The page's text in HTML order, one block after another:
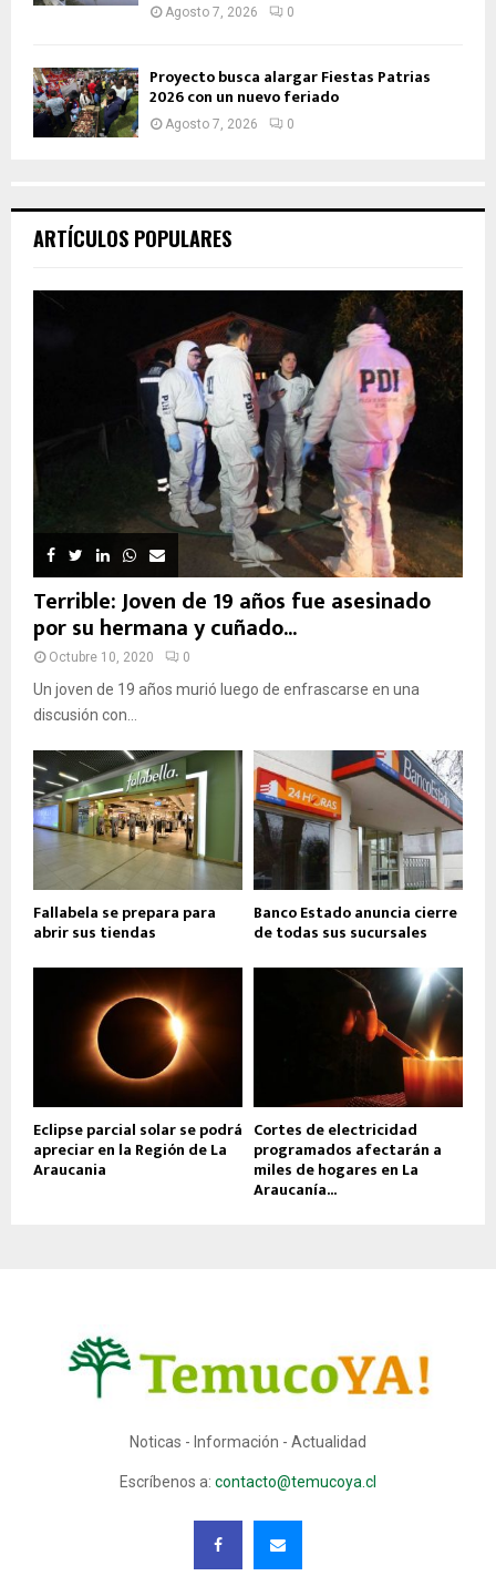
Agosto 7, 2026 0
Proyecto busca alargar Fiestas Patrias
2026 con un nuevo feriado
Agosto 7, 2026 0
ARTÍCULOS POPULARES
Terrible: Joven de 19 años fue asesinado
por su hermana y cuñado...
Octubre 10, 2020 0
Un joven de 19 años murió luego de enfrascarse en una
discusión con...
Fallabela se prepara para
abrir sus tiendas
Banco Estado anuncia cierre
de todas sus sucursales
Eclipse parcial solar se podrá
apreciar en la Región de La
Araucania
Cortes de electricidad
programados afectarán a
miles de hogares en La
Araucanía...
Noticas - Información - Actualidad
Escríbenos a: contacto@temucoya.cl